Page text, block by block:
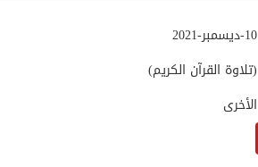
10-ديسمبر-2021
(تلاوة القرآن الكريم)
الأخرى